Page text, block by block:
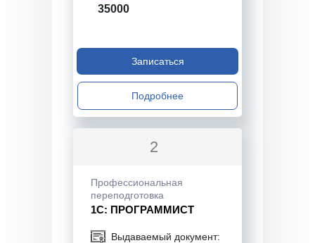
35000
Записаться
Подробнее
2
Профессиональная
переподготовка
1С: ПРОГРАММИСТ
Выдаваемый документ: